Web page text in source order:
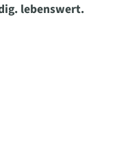
lebenswert.